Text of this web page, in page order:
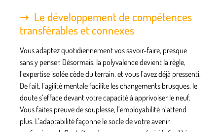
Le développement de compétences
transférables et connexes
Vous adaptez quotidiennement vos savoir-faire, presque
sans y penser. Désormais, la polyvalence devient la règle,
l’expertise isolée cède du terrain, et vous l’avez déjà pressenti.
De fait, l’agilité mentale facilite les changements brusques, le
doute s’efface devant votre capacité à apprivoiser le neuf.
Vous faites preuve de souplesse, l’employabilité n’attend
plus. L’adaptabilité façonne le socle de votre avenir